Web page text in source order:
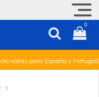
0
válido para España y Portugal)